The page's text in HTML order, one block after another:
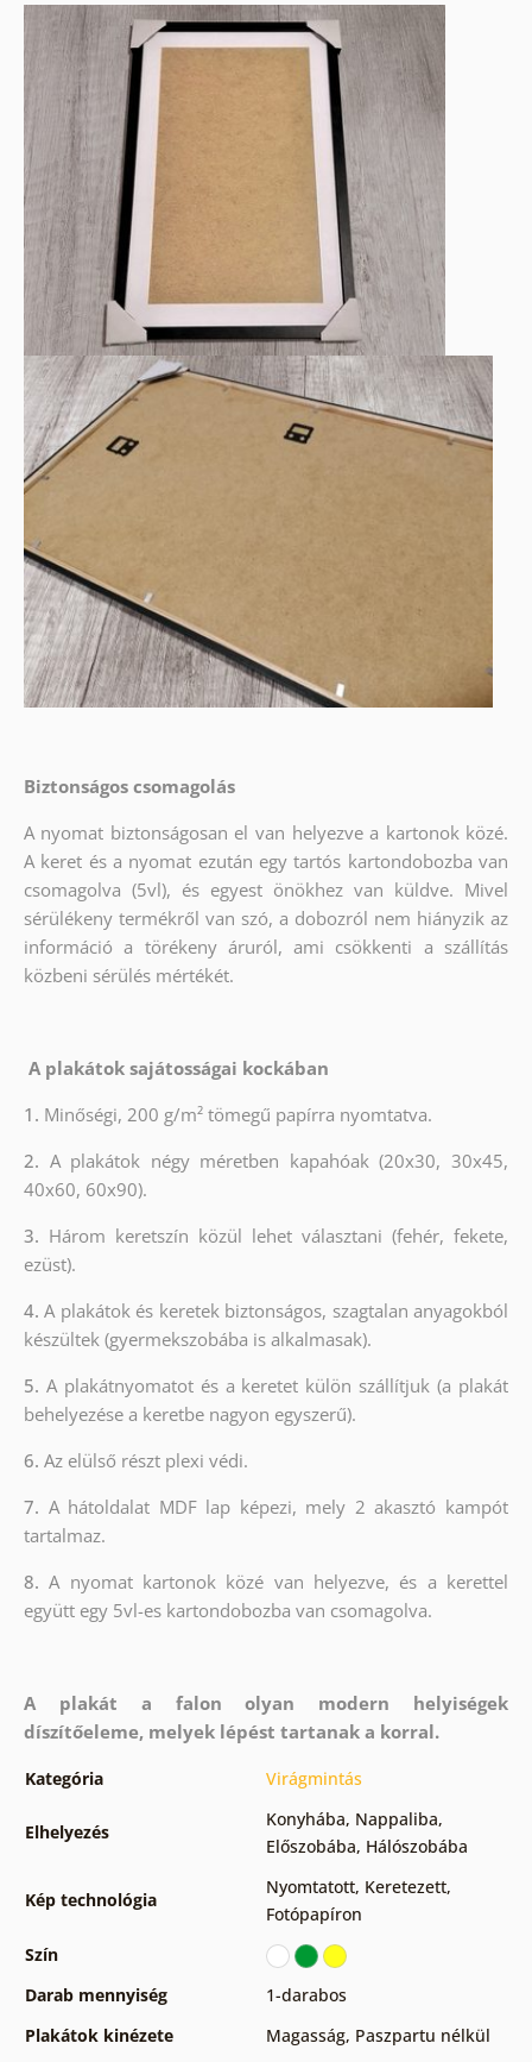
Biztonságos csomagolás
A nyomat biztonságosan el van helyezve a kartonok közé.
A keret és a nyomat ezután egy tartós kartondobozba van
csomagolva (5vl), és egyest önökhez van küldve. Mivel
sérülékeny termékről van szó, a dobozról nem hiányzik az
információ a törékeny áruról, ami csökkenti a szállítás
közbeni sérülés mértékét.
A plakátok sajátosságai kockában
1. Minőségi, 200 g/m² tömegű papírra nyomtatva.
2. A plakátok négy méretben kapahóak (20x30, 30x45,
40x60, 60x90).
3. Három keretszín közül lehet választani (fehér, fekete,
ezüst).
4.A plakátok és keretek biztonságos, szagtalan anyagokból
készültek (gyermekszobába is alkalmasak).
5. A plakátnyomatot és a keretet külön szállítjuk (a plakát
behelyezése a keretbe nagyon egyszerű).
6. Az elülső részt plexi védi.
7. A hátoldalat MDF lap képezi, mely 2 akasztó kampót
tartalmaz.
8.A nyomat kartonok közé van helyezve, és a kerettel
együtt egy 5vl-es kartondobozba van csomagolva.
A plakát a falon olyan modern helyiségek
díszítőeleme, melyek lépést tartanak a korral.
Kategória Virágmintás
Elhelyezés
Konyhába, Nappaliba,
Előszobába, Hálószobába
Kép technológia
Nyomtatott, Keretezett,
Fotópapíron
Szín
Darab mennyiség
1-darabos
Plakátok kinézete
Magasság, Paszpartu nélkül